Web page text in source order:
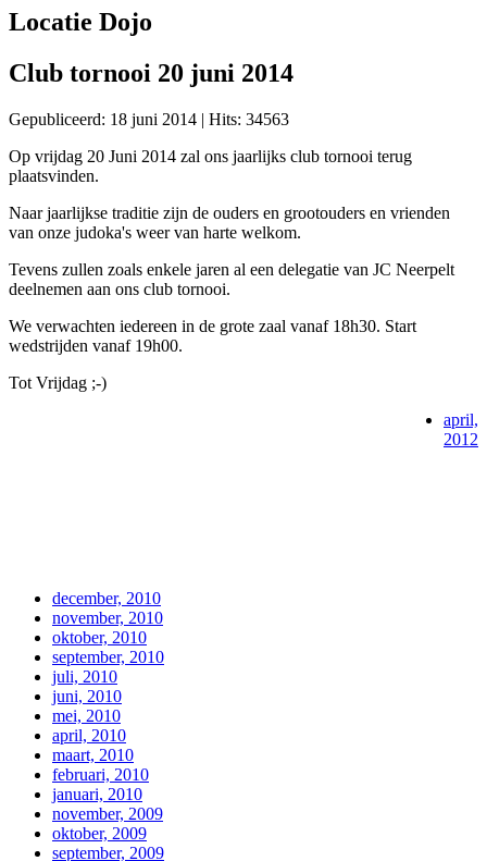
Locatie Dojo
Club tornooi 20 juni 2014
Gepubliceerd: 18 juni 2014 | Hits: 34563
Op vrijdag 20 Juni 2014 zal ons jaarlijks club tornooi terug
plaatsvinden.
Naar jaarlijkse traditie zijn de ouders en grootouders en vrienden
van onze judoka's weer van harte welkom.
Tevens zullen zoals enkele jaren al een delegatie van JC Neerpelt
deelnemen aan ons club tornooi.
We verwachten iedereen in de grote zaal vanaf 18h30. Start
wedstrijden vanaf 19h00.
Tot Vrijdag ;-)
april,
2012
december, 2010
november, 2010
oktober, 2010
september, 2010
juli, 2010
juni, 2010
mei, 2010
april, 2010
maart, 2010
februari, 2010
januari, 2010
november, 2009
oktober, 2009
september, 2009